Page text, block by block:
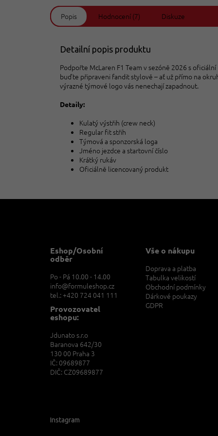
Popis Hodnocení (7) Diskuze
Detailní popis produktu
Podpořte McLaren F1 Team v sezóně 2026 s
buďte připraveni fandit stylově – ať už přímo na
výrazné týmové logo vás nenechají zapadnout.
Detaily:
Kulatý výstřih (crew neck)
Regular fit střih
Týmová a sponzorská loga
Jméno jezdce a startovní číslo
Krátký rukáv
Oficiálně licencovaný produkt
Eshop/Osobní
odběr
Po - Pá 10.00 - 14.00
info@formuleshop.cz
tel.: +420 724 041 111
Provozovatel
eshopu:
Jdunato s.r.o
Baranova 642/30
130 00 Praha 3
IČ: 09689877
DIČ: CZ09689877
Vše o nákupu
Doprava a platba
Tabulka velikostí
Obchodní podmínky
Dárkové poukazy
GDPR
Instagram